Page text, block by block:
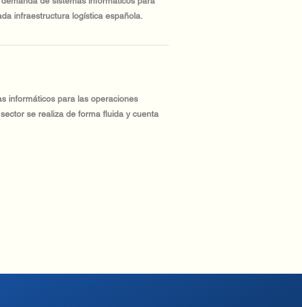
infraestructura logística española.
informáticos para las operaciones
se realiza de forma fluida y cuenta